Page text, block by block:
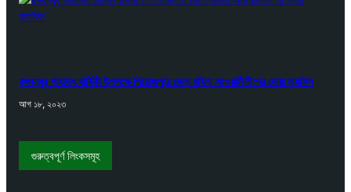
বঙ্গবন্ধুর শাহাদাৎ বার্ষিকী উপলক্ষে পিরোজপুরে জেলা মহিলা আওয়ামীলীগের দোয়া মাহফিল
আগ ১৮, ২০২৩
গুরুত্বপূর্ণ লিংকসমূহ